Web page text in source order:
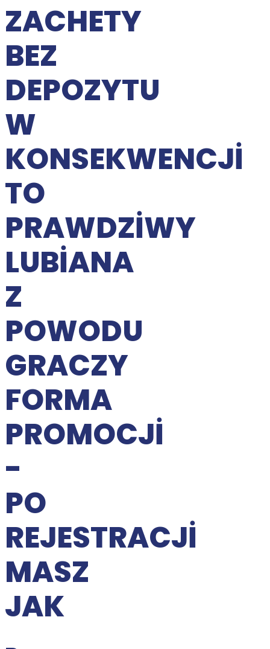
ZACHETY
BEZ
DEPOZYTU
W
KONSEKWENCJI
TO
PRAWDZIWY
LUBIANA
Z
POWODU
GRACZY
FORMA
PROMOCJI
-
PO
REJESTRACJI
MASZ
JAK